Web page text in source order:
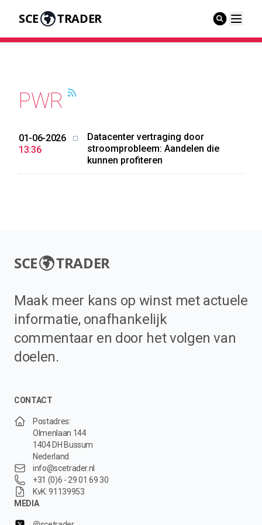
SCE TRADER
PWR
01-06-2026
13:36
Datacenter vertraging door
stroomprobleem: Aandelen die
kunnen profiteren
SCE TRADER
Maak meer kans op winst met actuele
informatie, onafhankelijk
commentaar en door het volgen van
doelen.
CONTACT
Postadres:
Olmenlaan 144
1404 DH Bussum
Nederland
info@scetrader.nl
+31 (0)6 - 29 01 69 30
KvK: 91139953
MEDIA